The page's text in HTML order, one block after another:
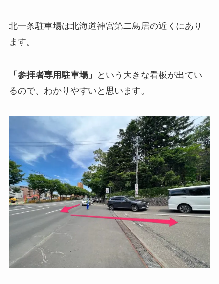
北一条駐車場は北海道神宮第二鳥居の近くにあり
ます。
「参拝者専用駐車場」
という大きな看板が出てい
るので、わかりやすいと思います。